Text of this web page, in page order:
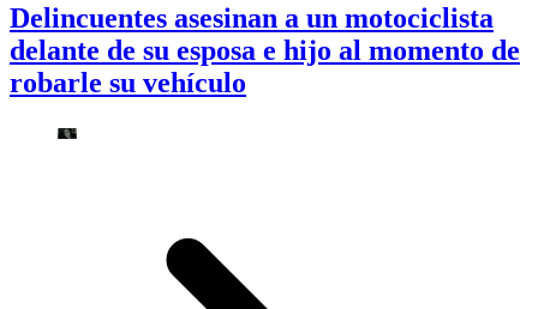
Delincuentes asesinan a un motociclista
delante de su esposa e hijo al momento de
robarle su vehículo